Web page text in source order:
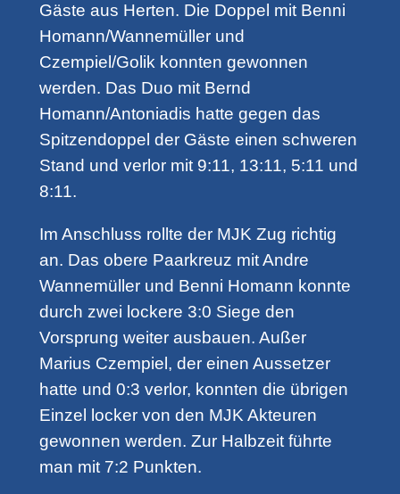
Gäste aus Herten. Die Doppel mit Benni
Homann/Wannemüller und
Czempiel/Golik konnten gewonnen
werden. Das Duo mit Bernd
Homann/Antoniadis hatte gegen das
Spitzendoppel der Gäste einen schweren
Stand und verlor mit 9:11, 13:11, 5:11 und
8:11.
Im Anschluss rollte der MJK Zug richtig
an. Das obere Paarkreuz mit Andre
Wannemüller und Benni Homann konnte
durch zwei lockere 3:0 Siege den
Vorsprung weiter ausbauen. Außer
Marius Czempiel, der einen Aussetzer
hatte und 0:3 verlor, konnten die übrigen
Einzel locker von den MJK Akteuren
gewonnen werden. Zur Halbzeit führte
man mit 7:2 Punkten.